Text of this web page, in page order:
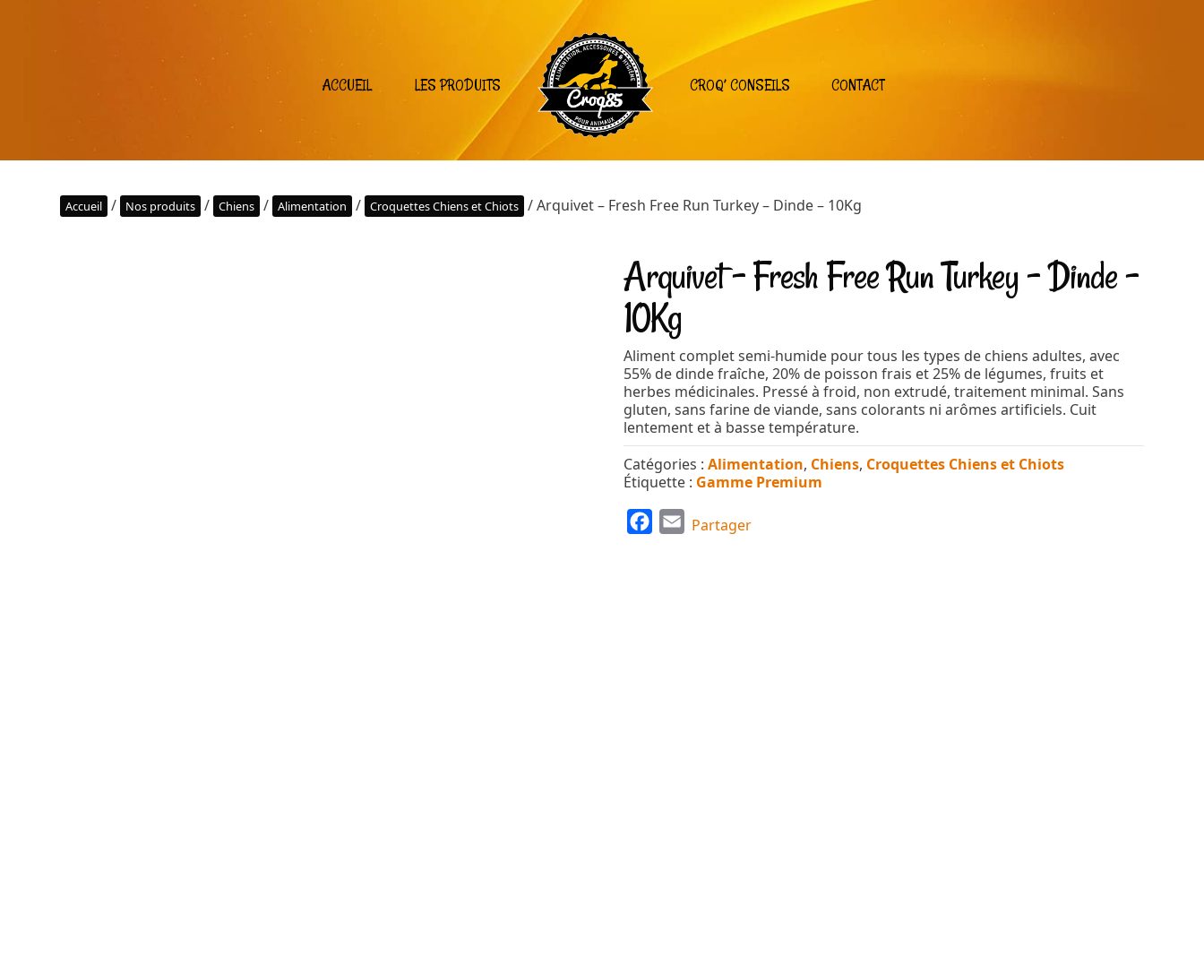
ACCUEIL LES PRODUITS CROQ’ CONSEILS CONTACT
Accueil / Nos produits / Chiens / Alimentation / Croquettes Chiens et Chiots / Arquivet – Fresh Free Run Turkey – Dinde – 10Kg
Arquivet – Fresh Free Run Turkey – Dinde –
10Kg
Aliment complet semi-humide pour tous les types de chiens adultes, avec
55% de dinde fraîche, 20% de poisson frais et 25% de légumes, fruits et
herbes médicinales. Pressé à froid, non extrudé, traitement minimal. Sans
gluten, sans farine de viande, sans colorants ni arômes artificiels. Cuit
lentement et à basse température.
Catégories :Alimentation, Chiens, Croquettes Chiens et Chiots
Étiquette : Gamme Premium
EPartager